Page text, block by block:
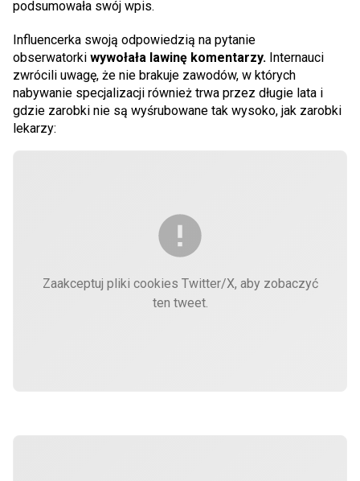
podsumowała swój wpis.
Influencerka swoją odpowiedzią na pytanie
obserwatorki wywołała lawinę komentarzy. Internauci
zwrócili uwagę, że nie brakuje zawodów, w których
nabywanie specjalizacji również trwa przez długie lata i
gdzie zarobki nie są wyśrubowane tak wysoko, jak zarobki
lekarzy:
Zaakceptuj pliki cookies Twitter/X, aby zobaczyć
ten tweet.